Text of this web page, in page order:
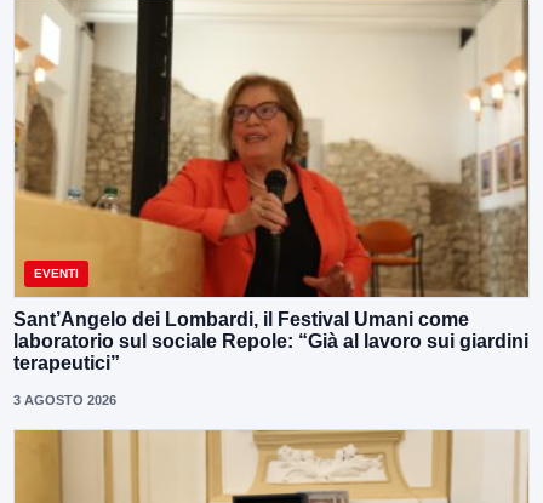
EVENTI
Sant’Angelo dei Lombardi, il Festival Umani come
laboratorio sul sociale Repole: “Già al lavoro sui giardini
terapeutici”
3 AGOSTO 2026